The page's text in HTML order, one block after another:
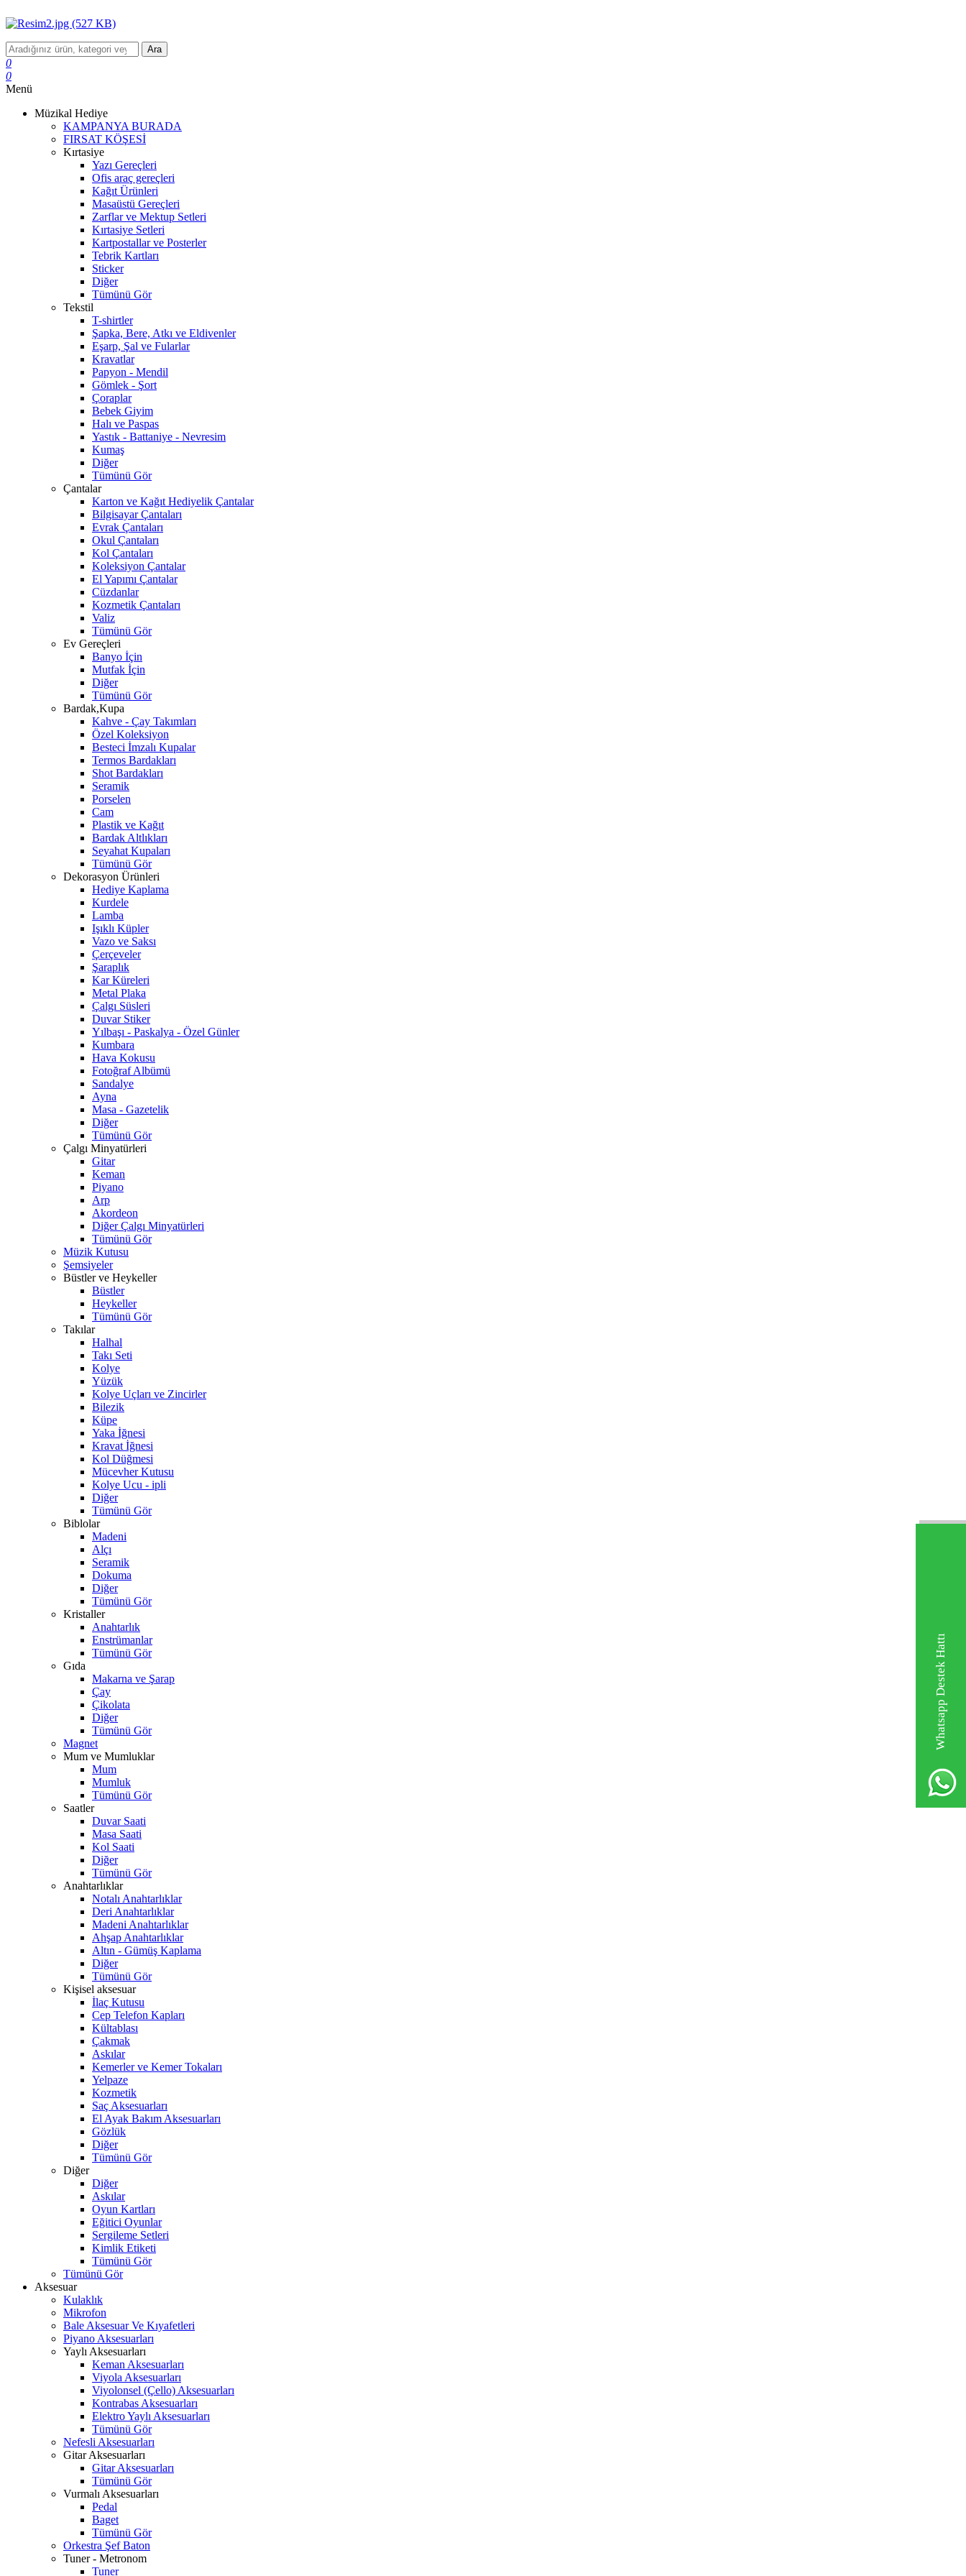
Whatsapp Destek Hattı
Ara
0
0
Menü
Müzikal Hediye
KAMPANYA BURADA
FIRSAT KÖŞESİ
Kırtasiye
Yazı Gereçleri
Ofis araç gereçleri
Kağıt Ürünleri
Masaüstü Gereçleri
Zarflar ve Mektup Setleri
Kırtasiye Setleri
Kartpostallar ve Posterler
Tebrik Kartları
Sticker
Diğer
Tümünü Gör
Tekstil
T-shirtler
Şapka, Bere, Atkı ve Eldivenler
Eşarp, Şal ve Fularlar
Kravatlar
Papyon - Mendil
Gömlek - Şort
Çoraplar
Bebek Giyim
Halı ve Paspas
Yastık - Battaniye - Nevresim
Kumaş
Diğer
Tümünü Gör
Çantalar
Karton ve Kağıt Hediyelik Çantalar
Bilgisayar Çantaları
Evrak Çantaları
Okul Çantaları
Kol Çantaları
Koleksiyon Çantalar
El Yapımı Çantalar
Cüzdanlar
Kozmetik Çantaları
Valiz
Tümünü Gör
Ev Gereçleri
Banyo İçin
Mutfak İçin
Diğer
Tümünü Gör
Bardak,Kupa
Kahve - Çay Takımları
Özel Koleksiyon
Besteci İmzalı Kupalar
Termos Bardakları
Shot Bardakları
Seramik
Porselen
Cam
Plastik ve Kağıt
Bardak Altlıkları
Seyahat Kupaları
Tümünü Gör
Dekorasyon Ürünleri
Hediye Kaplama
Kurdele
Lamba
Işıklı Küpler
Vazo ve Saksı
Çerçeveler
Şaraplık
Kar Küreleri
Metal Plaka
Çalgı Süsleri
Duvar Stiker
Yılbaşı - Paskalya - Özel Günler
Kumbara
Hava Kokusu
Fotoğraf Albümü
Sandalye
Ayna
Masa - Gazetelik
Diğer
Tümünü Gör
Çalgı Minyatürleri
Gitar
Keman
Piyano
Arp
Akordeon
Diğer Çalgı Minyatürleri
Tümünü Gör
Müzik Kutusu
Şemsiyeler
Büstler ve Heykeller
Büstler
Heykeller
Tümünü Gör
Takılar
Halhal
Takı Seti
Kolye
Yüzük
Kolye Uçları ve Zincirler
Bilezik
Küpe
Yaka İğnesi
Kravat İğnesi
Kol Düğmesi
Mücevher Kutusu
Kolye Ucu - ipli
Diğer
Tümünü Gör
Biblolar
Madeni
Alçı
Seramik
Dokuma
Diğer
Tümünü Gör
Kristaller
Anahtarlık
Enstrümanlar
Tümünü Gör
Gıda
Makarna ve Şarap
Çay
Çikolata
Diğer
Tümünü Gör
Magnet
Mum ve Mumluklar
Mum
Mumluk
Tümünü Gör
Saatler
Duvar Saati
Masa Saati
Kol Saati
Diğer
Tümünü Gör
Anahtarlıklar
Notalı Anahtarlıklar
Deri Anahtarlıklar
Madeni Anahtarlıklar
Ahşap Anahtarlıklar
Altın - Gümüş Kaplama
Diğer
Tümünü Gör
Kişisel aksesuar
İlaç Kutusu
Cep Telefon Kapları
Kültablası
Çakmak
Askılar
Kemerler ve Kemer Tokaları
Yelpaze
Kozmetik
Saç Aksesuarları
El Ayak Bakım Aksesuarları
Gözlük
Diğer
Tümünü Gör
Diğer
Diğer
Askılar
Oyun Kartları
Eğitici Oyunlar
Sergileme Setleri
Kimlik Etiketi
Tümünü Gör
Tümünü Gör
Aksesuar
Kulaklık
Mikrofon
Bale Aksesuar Ve Kıyafetleri
Piyano Aksesuarları
Yaylı Aksesuarları
Keman Aksesuarları
Viyola Aksesuarları
Viyolonsel (Çello) Aksesuarları
Kontrabas Aksesuarları
Elektro Yaylı Aksesuarları
Tümünü Gör
Nefesli Aksesuarları
Gitar Aksesuarları
Gitar Aksesuarları
Tümünü Gör
Vurmalı Aksesuarları
Pedal
Baget
Tümünü Gör
Orkestra Şef Baton
Tuner - Metronom
Tuner